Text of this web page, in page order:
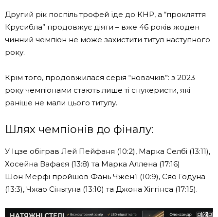
Другий рік поспіль трофей їде до КНР, а “прокляття
Крусибла” продовжує діяти – вже 46 років жоден
чинний чемпіон не може захистити титул наступного
року.
Крім того, продовжилася серія “новачків”: з 2023
року чемпіонами стають лише ті снукеристи, які
раніше не мали цього титулу.
Шлях чемпіонів до фіналу:
У Іцзе обіграв Лей Пейфаня (10:2), Марка Селбі (13:11),
Хосейна Вафаєя (13:8) та Марка Аллена (17:16)
Шон Мерфі пройшов Фань Чжен’ї (10:9), Сяо Годуна
(13:3), Чжао Сіньтуна (13:10) та Джона Хіггінса (17:15).